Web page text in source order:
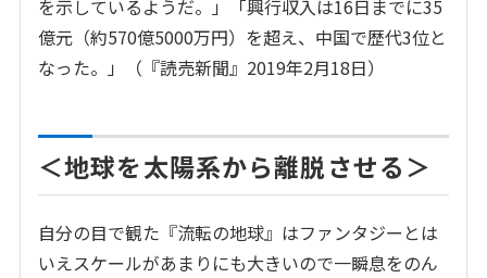
を示しているようだ。」「興行収入は16日までに35
億元（約570億5000万円）を超え、中国で歴代3位と
なった。」（『読売新聞』2019年2月18日）
＜地球を太陽系から離脱させる＞
自分の目で観た『流転の地球』はファンタジーとは
いえスケールがあまりにも大きいので一瞬息をのん